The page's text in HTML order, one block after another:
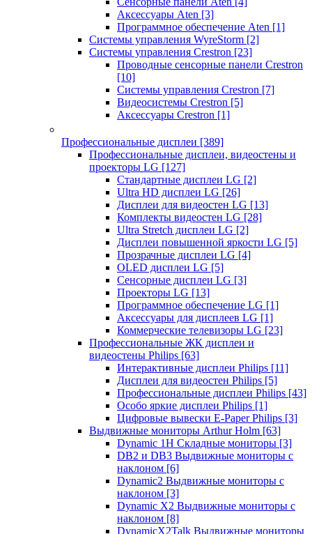
Аксессуары Aten [3]
Программное обеспечение Aten [1]
Системы управления WyreStorm [2]
Системы управления Crestron [23]
Проводные сенсорные панели Crestron
[10]
Системы управления Crestron [7]
Видеосистемы Crestron [5]
Аксессуары Crestron [1]
Профессиональные дисплеи [389]
Профессиональные дисплеи, видеостены и
проекторы LG [127]
Стандартные дисплеи LG [2]
Ultra HD дисплеи LG [26]
Дисплеи для видеостен LG [13]
Комплекты видеостен LG [28]
Ultra Stretch дисплеи LG [2]
Дисплеи повышенной яркости LG [5]
Прозрачные дисплеи LG [4]
OLED дисплеи LG [5]
Сенсорные дисплеи LG [3]
Проекторы LG [13]
Программное обеспечение LG [1]
Аксессуары для дисплеев LG [1]
Коммерческие телевизоры LG [23]
Профессиональные ЖК дисплеи и
видеостены Philips [63]
Интерактивные дисплеи Philips [11]
Дисплеи для видеостен Philips [5]
Профессиональные дисплеи Philips [43]
Особо яркие дисплеи Philips [1]
Цифровые вывески E-Paper Philips [3]
Выдвижные мониторы Arthur Holm [63]
Dynamic 1Н Складные мониторы [3]
DB2 и DB3 Выдвижные мониторы с
наклоном [6]
Dynamic2 Выдвижные мониторы с
наклоном [3]
Dynamic X2 Выдвижные мониторы с
наклоном [8]
DynamicX2Talk Выдвижные мониторы